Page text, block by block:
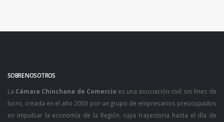
SOBRE NOSOTROS
La Cámara Chinchana de Comercio es una asociación civil sin fines de
lucro, creada en el año 2003 por un grupo de empresarios preocupados
en impulsar la economía de la Región, cuya trayectoria hasta el día de